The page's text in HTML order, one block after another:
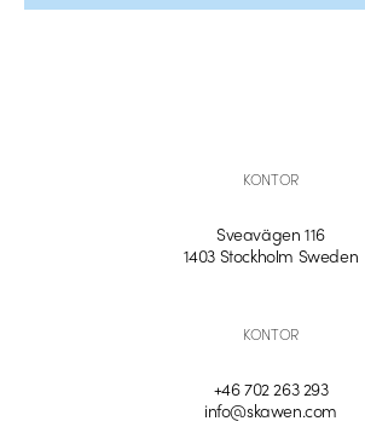
KONTOR
Sveavägen 116
1403 Stockholm Sweden
KONTOR
+46 702 263 293
info@skawen.com